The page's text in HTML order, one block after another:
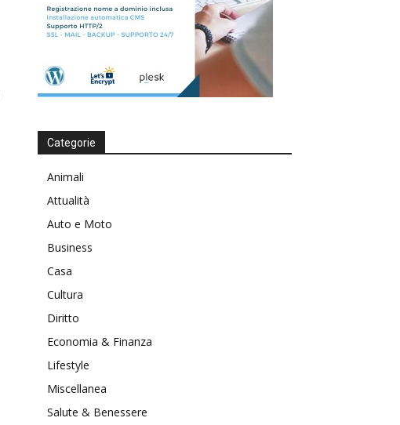
Categorie
Animali
Attualità
Auto e Moto
Business
Casa
Cultura
Diritto
Economia & Finanza
Lifestyle
Miscellanea
Salute & Benessere